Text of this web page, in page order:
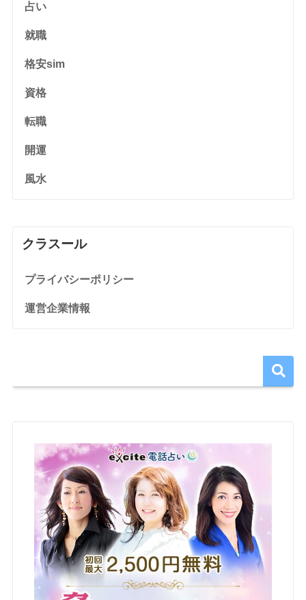
占い
就職
格安sim
資格
転職
開運
風水
クラスール
プライバシーポリシー
運営企業情報